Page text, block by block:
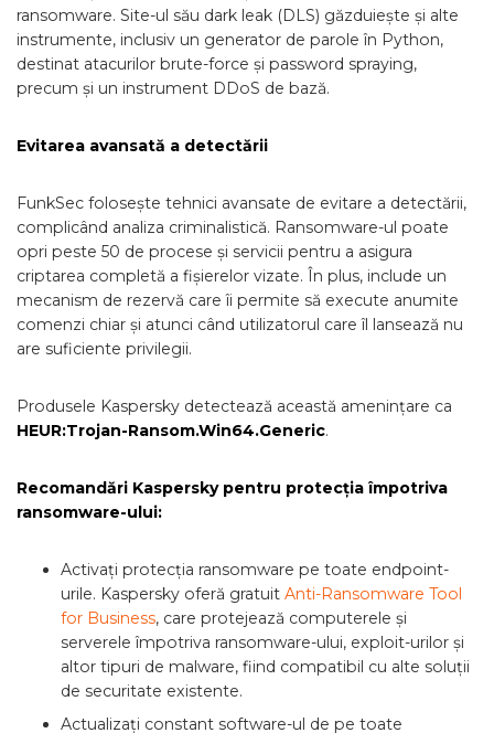
ransomware. Site-ul său dark leak (DLS) găzduiește și alte
instrumente, inclusiv un generator de parole în Python,
destinat atacurilor brute-force și password spraying,
precum și un instrument DDoS de bază.
Evitarea avansată a detectării
FunkSec folosește tehnici avansate de evitare a detectării,
complicând analiza criminalistică. Ransomware-ul poate
opri peste 50 de procese și servicii pentru a asigura
criptarea completă a fișierelor vizate. În plus, include un
mecanism de rezervă care îi permite să execute anumite
comenzi chiar și atunci când utilizatorul care îl lansează nu
are suficiente privilegii.
Produsele Kaspersky detectează această amenințare ca
HEUR:Trojan-Ransom.Win64.Generic.
Recomandări Kaspersky pentru protecția împotriva
ransomware-ului:
Activați protecția ransomware pe toate endpoint-
urile. Kaspersky oferă gratuit Anti-Ransomware Tool
for Business, care protejează computerele și
serverele împotriva ransomware-ului, exploit-urilor și
altor tipuri de malware, fiind compatibil cu alte soluții
de securitate existente.
Actualizați constant software-ul de pe toate